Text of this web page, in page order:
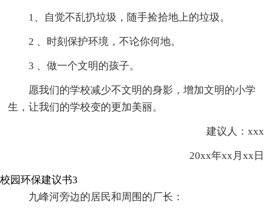
1、自觉不乱扔垃圾，随手捡拾地上的垃圾。
2 、时刻保护环境，不论你何地。
3 、做一个文明的孩子。
愿我们的学校减少不文明的身影，增加文明的小学
生，让我们的学校变的更加美丽。
建议人：xxx
20xx年xx月xx日
校园环保建议书3
九峰河旁边的居民和周围的厂长：